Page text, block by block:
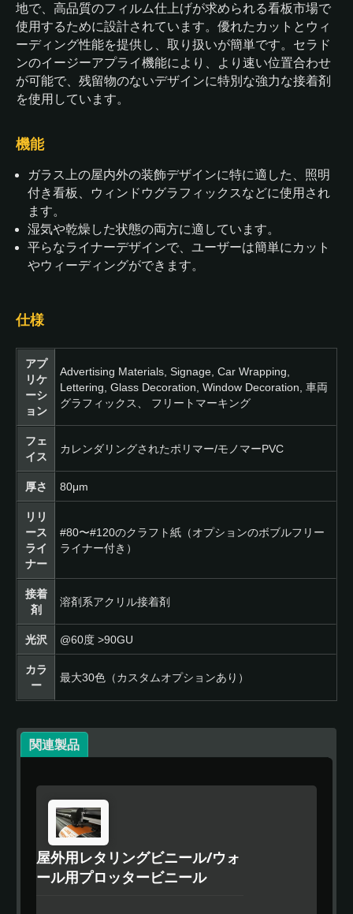
地で、高品質のフィルム仕上げが求められる看板市場で
使用するために設計されています。優れたカットとウィ
ーディング性能を提供し、取り扱いが簡単です。セラド
ンのイージーアプライ機能により、より速い位置合わせ
が可能で、残留物のないデザインに特別な強力な接着剤
を使用しています。
機能
ガラス上の屋内外の装飾デザインに特に適した、照明
付き看板、ウィンドウグラフィックスなどに使用され
ます。
湿気や乾燥した状態の両方に適しています。
平らなライナーデザインで、ユーザーは簡単にカット
やウィーディングができます。
仕様
アプ
リケ
ーシ
ョン
Advertising Materials, Signage, Car Wrapping,
Lettering, Glass Decoration, Window Decoration, 車両
グラフィックス、
フリートマーキング
フェ
イス
カレンダリングされたポリマー/モノマーPVC
厚さ 80μm
リリ
ース
ライ
ナー
#80〜#120のクラフト紙（オプションのボブルフリー
ライナー付き）
接着
剤
溶剤系アクリル接着剤
光沢 @60度 >90GU
カラ
ー
最大30色（カスタムオプションあり）
関連製品
屋外用レタリングビニール/ウォ
ール用プロッタービニール